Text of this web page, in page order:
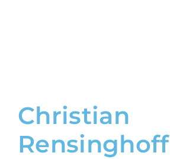
Christian
Rensinghoff